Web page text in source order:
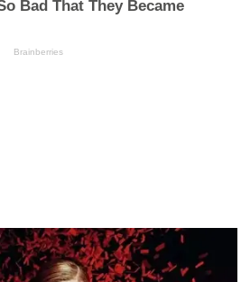
Bad That They Became
Brainberries